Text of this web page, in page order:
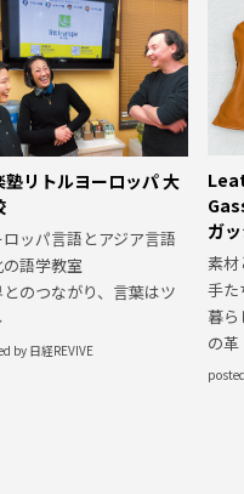
塾リトルヨーロッパ 大
ロッパ言語とアジア言語
語学教室
のつながり、言葉はツ
by 日経REVIVE
ガ
素材
手た
暮ら
の革